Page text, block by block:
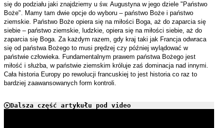
się do podziału jaki znajdziemy u św. Augustyna w jego dziele "Państwo
Boże". Mamy tam dwie opcje do wyboru – państwo Boże i państwo
ziemskie. Państwo Boże opiera się na miłości Boga, aż do zaparcia się
siebie – państwo ziemskie, ludzkie, opiera się na miłości siebie, aż do
zaparcia się Boga. Za każdym razem, gdy kraj taki jak Francja odwraca
się od państwa Bożego to musi prędzej czy później wylądować w
państwie człowieka. Fundamentalnym prawem państwa Bożego jest
miłość i służba, w państwie ziemskim króluje zaś dominacja nad innymi.
Cała historia Europy po rewolucji francuskiej to jest historia co raz to
bardziej zaawansowanych form kontroli.
Dalsza część artykułu pod video